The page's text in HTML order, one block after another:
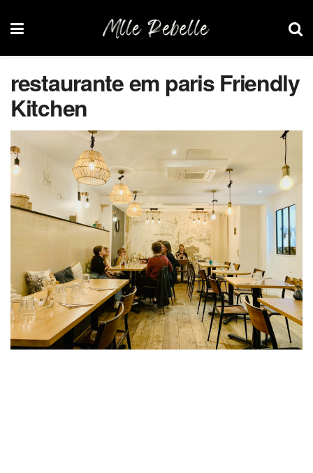
restaurante em paris Friendly
Kitchen